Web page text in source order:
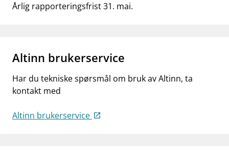
Årlig rapporteringsfrist 31. mai.
Altinn brukerservice
Har du tekniske spørsmål om bruk av Altinn, ta
kontakt med
Altinn brukerservice